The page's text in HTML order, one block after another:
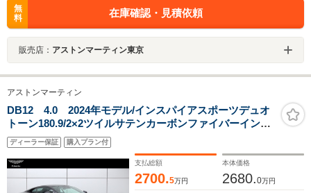
無
料
在庫確認・見積依頼
販売店： アストンマーティン東京
アストンマーティン
DB12 4.0 2024年モデル/インスパイアスポーツデュオ
トーン180.9/2×2ツイルサテンカーボンファイバーインテ
リア114.7/ウルトラマリンブラック67.1/21インチマルチス
ポークフォージドSブラック38.3/OPTTL488.1
ディーラー保証 購入プラン付
支払総額
2700.5万円
本体価格
2680.0万円